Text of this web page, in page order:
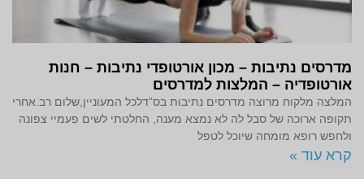
מדרסים נתיבות – מכון אורטופדי נתיבות – חנות
אורטופדיה – המלצות למדרסים
המלצה מלקוח מרוצה מדרסים נתיבות בס”דלכל המעוניין,שלום רב.אחרי
תקופה ארוכה של סבל לה לא נמצא מענה, החלטתי לשים פעמיי צפונה
ולחפש רופא מומחה שיוכל לטפל
קרא עוד »